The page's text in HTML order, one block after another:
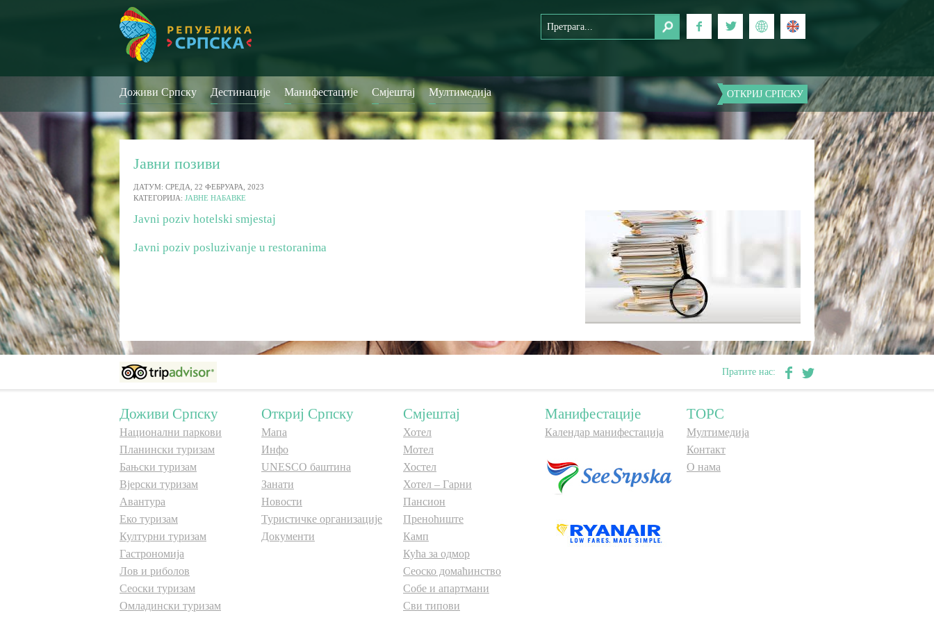
Доживи Српску Дестинације Манифестације Смјештај Мултимедија ОТКРИЈ СРПСКУ
Јавни позиви
ДАТУМ: СРЕДА, 22 ФЕБРУАРА, 2023
КАТЕГОРИЈА: ЈАВНЕ НАБАВКЕ
Javni poziv hotelski smjestaj
Javni poziv posluzivanje u restoranima
Пратите нас:
Доживи Српску
Национални паркови
Планински туризам
Бањски туризам
Вјерски туризам
Авантура
Еко туризам
Културни туризам
Гастрономија
Лов и риболов
Сеоски туризам
Омладински туризам
Откриј Српску
Мапа
Инфо
UNESCO баштина
Занати
Новости
Туристичке организације
Документи
Смјештај
Хотел
Мотел
Хостел
Хотел – Гарни
Пансион
Преноћиште
Камп
Кућа за одмор
Сеоско домаћинство
Собе и апартмани
Сви типови
Манифестације
Календар манифестација
ТОРС
Мултимедија
Контакт
О нама